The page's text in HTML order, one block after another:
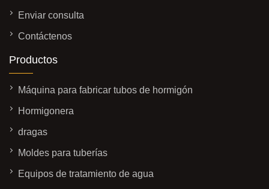
Enviar consulta
Contáctenos
Productos
Máquina para fabricar tubos de hormigón
Hormigonera
dragas
Moldes para tuberías
Equipos de tratamiento de agua